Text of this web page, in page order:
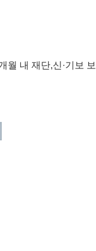
월 내 재단,신·기보